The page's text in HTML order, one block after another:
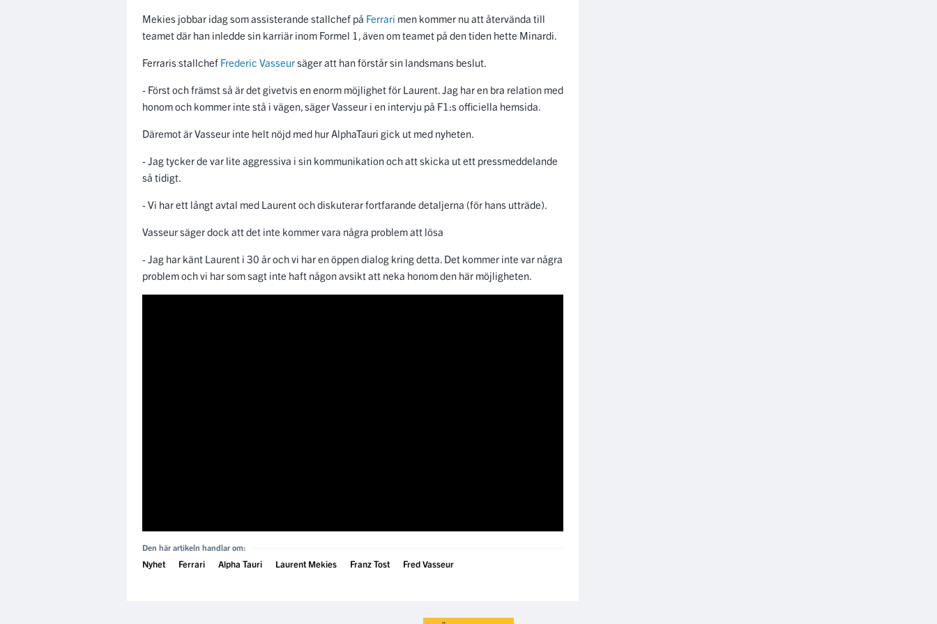
Mekies jobbar idag som assisterande stallchef på Ferrari men kommer nu att återvända till
teamet där han inledde sin karriär inom Formel 1, även om teamet på den tiden hette Minardi.
Ferraris stallchef Frederic Vasseursäger att han förstår sin landsmans beslut.
- Först och främst så är det givetvis en enorm möjlighet för Laurent. Jag har en bra relation med
honom och kommer inte stå i vägen, säger Vasseur i en intervju på F1:s officiella hemsida.
Däremot är Vasseur inte helt nöjd med hur AlphaTauri gick ut med nyheten.
- Jag tycker de var lite aggressiva i sin kommunikation och att skicka ut ett pressmeddelande
så tidigt.
- Vi har ett långt avtal med Laurent och diskuterar fortfarande detaljerna (för hans utträde).
Vasseur säger dock att det inte kommer vara några problem att lösa
- Jag har känt Laurent i 30 år och vi har en öppen dialog kring detta. Det kommer inte var några
problem och vi har som sagt inte haft någon avsikt att neka honom den här möjligheten.
Den här artikeln handlar om:
Nyhet Ferrari Alpha Tauri Laurent Mekies Franz Tost Fred Vasseur